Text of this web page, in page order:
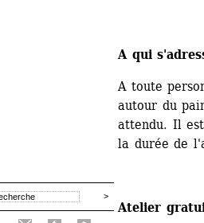
A qui
A toute
autour du
attendu. Il
la durée de
Atelier